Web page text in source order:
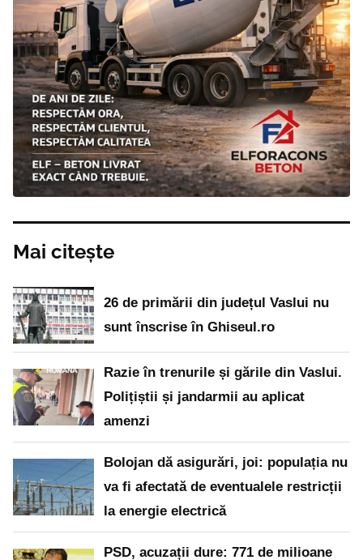
Mai citește
26 de primării din județul Vaslui nu
sunt înscrise în Ghiseul.ro
Razie în trenurile și gările din Vaslui.
Polițiștii și jandarmii au aplicat
amenzi
Bolojan dă asigurări, joi: populația nu
va fi afectată de eventualele restricții
la energie electrică
PSD, acuzații dure: 771 de milioane